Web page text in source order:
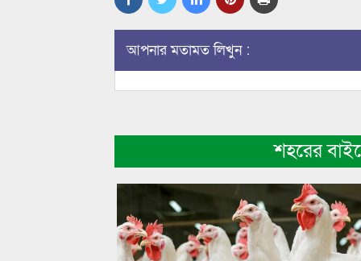
আপনার মতামত লিখুন :
শহরের